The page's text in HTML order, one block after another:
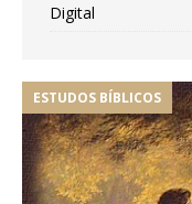
Digital
ESTUDOS BÍBLICOS